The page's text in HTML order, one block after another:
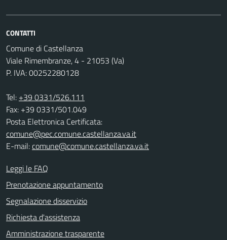
CONTATTI
Comune di Castellanza
Viale Rimembranze, 4 - 21053 (Va)
P. IVA: 00252280128
Tel: +39 0331/526.111
Fax: +39 0331/501.049
Posta Elettronica Certificata:
comune@pec.comune.castellanza.va.it
E-mail:comune@comune.castellanza.va.it
Leggi le FAQ
Prenotazione appuntamento
Segnalazione disservizio
Richiesta d'assistenza
Amministrazione trasparente